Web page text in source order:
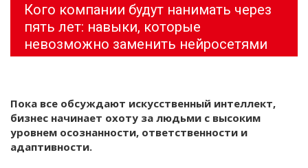
Кого компании будут нанимать через
пять лет: навыки, которые
невозможно заменить нейросетями
Пока все обсуждают искусственный интеллект,
бизнес начинает охоту за людьми с высоким
уровнем осознанности, ответственности и
адаптивности.